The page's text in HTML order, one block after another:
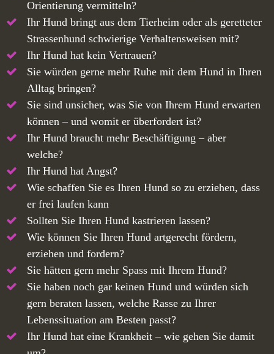
Orientierung vermitteln?
Ihr Hund bringt aus dem Tierheim oder als geretteter
Strassenhund schwierige Verhaltensweisen mit?
Ihr Hund hat kein Vertrauen?
Sie würden gerne mehr Ruhe mit dem Hund in Ihren
Alltag bringen?
Sie sind unsicher, was Sie von Ihrem Hund erwarten
können – und womit er überfordert ist?
Ihr Hund braucht mehr Beschäftigung – aber
welche?
Ihr Hund hat Angst?
Wie schaffen Sie es Ihren Hund so zu erziehen, dass
er frei laufen kann
Sollten Sie Ihren Hund kastrieren lassen?
Wie können Sie Ihren Hund artgerecht fördern,
erziehen und fordern?
Sie hätten gern mehr Spass mit Ihrem Hund?
Sie haben noch gar keinen Hund und würden sich
gern beraten lassen, welche Rasse zu Ihrer
Lebenssituation am Besten passt?
Ihr Hund hat eine Krankheit – wie gehen Sie damit